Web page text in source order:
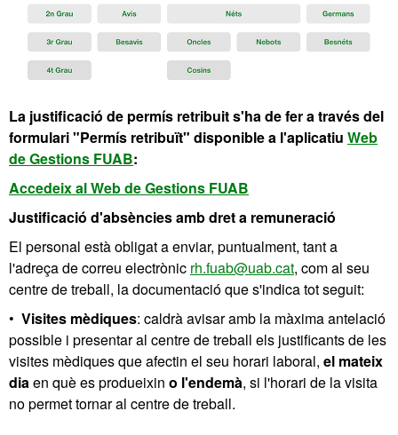
La justificació de permís retribuit s'ha de fer a través del
formulari "Permís retribuït" disponible a l'aplicatiu Web
de Gestions FUAB:
Accedeix al Web de Gestions FUAB
Justificació d'absències amb dret a remuneració
El personal està obligat a enviar, puntualment, tant a
l'adreça de correu electrònic rh.fuab@uab.cat, com al seu
centre de treball, la documentació que s'indica tot seguit:
• Visites mèdiques: caldrà avisar amb la màxima antelació
possible i presentar al centre de treball els justificants de les
visites mèdiques que afectin el seu horari laboral, el mateix
diaen què es produeixin o l'endemà, si l'horari de la visita
no permet tornar al centre de treball.